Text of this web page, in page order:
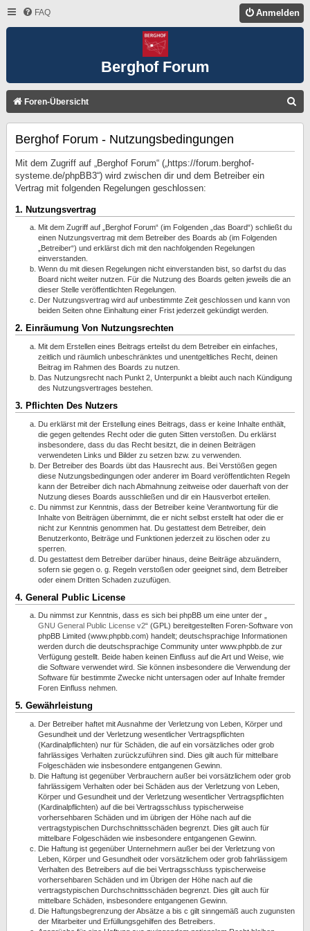
FAQ Anmelden
Berghof Forum
Foren-Übersicht
Berghof Forum - Nutzungsbedingungen
Mit dem Zugriff auf „Berghof Forum“ („https://forum.berghof-
systeme.de/phpBB3“) wird zwischen dir und dem Betreiber ein
Vertrag mit folgenden Regelungen geschlossen:
1. Nutzungsvertrag
Mit dem Zugriff auf „Berghof Forum“ (im Folgenden „das Board“) schließt du
einen Nutzungsvertrag mit dem Betreiber des Boards ab (im Folgenden
„Betreiber“) und erklärst dich mit den nachfolgenden Regelungen
einverstanden.
Wenn du mit diesen Regelungen nicht einverstanden bist, so darfst du das
Board nicht weiter nutzen. Für die Nutzung des Boards gelten jeweils die an
dieser Stelle veröffentlichten Regelungen.
Der Nutzungsvertrag wird auf unbestimmte Zeit geschlossen und kann von
beiden Seiten ohne Einhaltung einer Frist jederzeit gekündigt werden.
2. Einräumung Von Nutzungsrechten
Mit dem Erstellen eines Beitrags erteilst du dem Betreiber ein einfaches,
zeitlich und räumlich unbeschränktes und unentgeltliches Recht, deinen
Beitrag im Rahmen des Boards zu nutzen.
Das Nutzungsrecht nach Punkt 2, Unterpunkt a bleibt auch nach Kündigung
des Nutzungsvertrages bestehen.
3. Pflichten Des Nutzers
Du erklärst mit der Erstellung eines Beitrags, dass er keine Inhalte enthält,
die gegen geltendes Recht oder die guten Sitten verstoßen. Du erklärst
insbesondere, dass du das Recht besitzt, die in deinen Beiträgen
verwendeten Links und Bilder zu setzen bzw. zu verwenden.
Der Betreiber des Boards übt das Hausrecht aus. Bei Verstößen gegen
diese Nutzungsbedingungen oder anderer im Board veröffentlichten Regeln
kann der Betreiber dich nach Abmahnung zeitweise oder dauerhaft von der
Nutzung dieses Boards ausschließen und dir ein Hausverbot erteilen.
Du nimmst zur Kenntnis, dass der Betreiber keine Verantwortung für die
Inhalte von Beiträgen übernimmt, die er nicht selbst erstellt hat oder die er
nicht zur Kenntnis genommen hat. Du gestattest dem Betreiber, dein
Benutzerkonto, Beiträge und Funktionen jederzeit zu löschen oder zu
sperren.
Du gestattest dem Betreiber darüber hinaus, deine Beiträge abzuändern,
sofern sie gegen o. g. Regeln verstoßen oder geeignet sind, dem Betreiber
oder einem Dritten Schaden zuzufügen.
4. General Public License
Du nimmst zur Kenntnis, dass es sich bei phpBB um eine unter der „
GNU General Public License v2“ (GPL) bereitgestellten Foren-Software von
phpBB Limited (www.phpbb.com) handelt; deutschsprachige Informationen
werden durch die deutschsprachige Community unter www.phpbb.de zur
Verfügung gestellt. Beide haben keinen Einfluss auf die Art und Weise, wie
die Software verwendet wird. Sie können insbesondere die Verwendung der
Software für bestimmte Zwecke nicht untersagen oder auf Inhalte fremder
Foren Einfluss nehmen.
5. Gewährleistung
Der Betreiber haftet mit Ausnahme der Verletzung von Leben, Körper und
Gesundheit und der Verletzung wesentlicher Vertragspflichten
(Kardinalpflichten) nur für Schäden, die auf ein vorsätzliches oder grob
fahrlässiges Verhalten zurückzuführen sind. Dies gilt auch für mittelbare
Folgeschäden wie insbesondere entgangenen Gewinn.
Die Haftung ist gegenüber Verbrauchern außer bei vorsätzlichem oder grob
fahrlässigem Verhalten oder bei Schäden aus der Verletzung von Leben,
Körper und Gesundheit und der Verletzung wesentlicher Vertragspflichten
(Kardinalpflichten) auf die bei Vertragsschluss typischerweise
vorhersehbaren Schäden und im übrigen der Höhe nach auf die
vertragstypischen Durchschnittsschäden begrenzt. Dies gilt auch für
mittelbare Folgeschäden wie insbesondere entgangenen Gewinn.
Die Haftung ist gegenüber Unternehmern außer bei der Verletzung von
Leben, Körper und Gesundheit oder vorsätzlichem oder grob fahrlässigem
Verhalten des Betreibers auf die bei Vertragsschluss typischerweise
vorhersehbaren Schäden und im Übrigen der Höhe nach auf die
vertragstypischen Durchschnittsschäden begrenzt. Dies gilt auch für
mittelbare Schäden, insbesondere entgangenen Gewinn.
Die Haftungsbegrenzung der Absätze a bis c gilt sinngemäß auch zugunsten
der Mitarbeiter und Erfüllungsgehilfen des Betreibers.